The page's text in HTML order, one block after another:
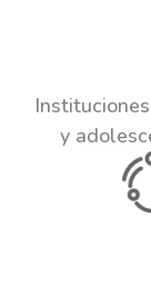
y